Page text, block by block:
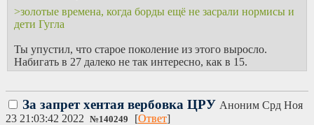
>золотые времена, когда борды ещё не засрали нормисы и
дети Гугла
Ты упустил, что старое поколение из этого выросло.
Набигать в 27 далеко не так интересно, как в 15.
За запрет хентая вербовка ЦРУ Аноним Срд Ноя
23 21:03:42 2022
№140249 [Ответ]